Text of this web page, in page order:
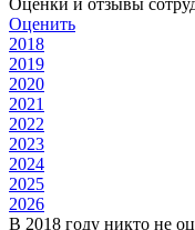
Оценить
2018
2019
2020
2021
2022
2023
2024
2025
2026
В 2018 году никто не